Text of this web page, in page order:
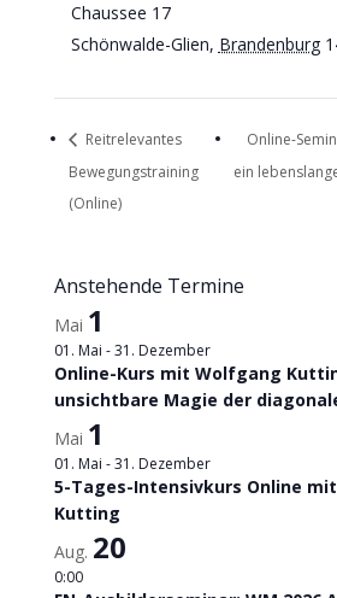
Chaussee 17
Schönwalde-Glien, Brandenburg
Reitrelevantes
Bewegungstraining
(Online)
Online-
ein
Anstehende Termine
Mai 1
01. Mai -31. Dezember
Online-Kurs mit Wolfgang
unsichtbare Magie der
Mai 1
01. Mai -31. Dezember
5-Tages-Intensivkurs Online
Kutting
Aug. 20
0:00